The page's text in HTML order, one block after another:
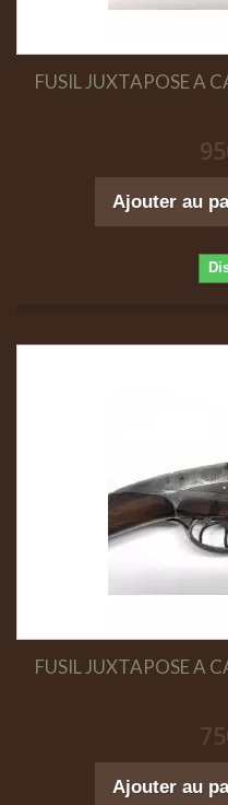
FUSIL JUXTAPOSE A
Ajouter au
FUSIL JUXTAPOSE A
Ajouter au